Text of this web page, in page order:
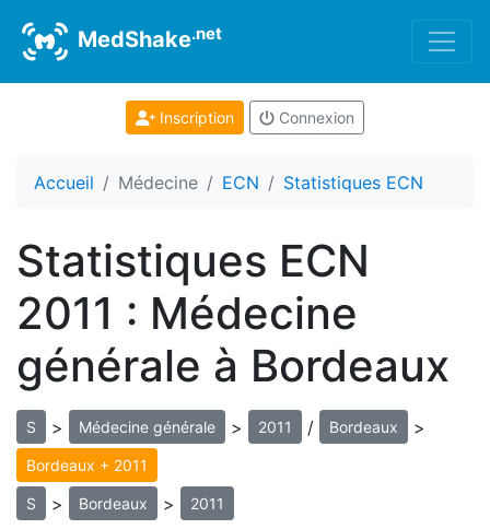
MedShake.net
Inscription Connexion
Accueil Médecine ECN Statistiques ECN
Statistiques ECN
2011 : Médecine
générale à Bordeaux
S > Médecine générale > 2011 / Bordeaux >
Bordeaux + 2011
S > Bordeaux > 2011